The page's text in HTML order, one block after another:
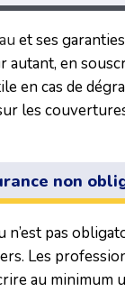
et ses
autant, en
en cas de
les
non
n’est pas
Les
au minimum